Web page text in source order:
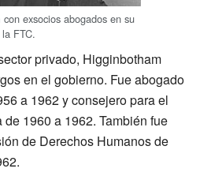
exsocios abogados en su
FTC.
privado, Higginbotham
en el gobierno. Fue abogado
a 1962 y consejero para el
1960 a 1962. También fue
de Derechos Humanos de